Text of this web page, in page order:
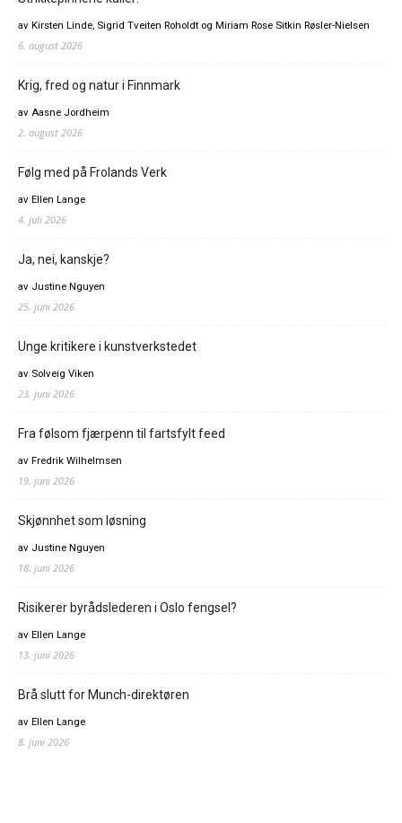
av Kirsten Linde, Sigrid Tveiten Roholdt og Miriam Rose Sitkin Røsler-Nielsen
6. august 2026
Krig, fred og natur i Finnmark
av Aasne Jordheim
2. august 2026
Følg med på Frolands Verk
av Ellen Lange
4. juli 2026
Ja, nei, kanskje?
av Justine Nguyen
25. juni 2026
Unge kritikere i kunstverkstedet
av Solveig Viken
23. juni 2026
Fra følsom fjærpenn til fartsfylt feed
av Fredrik Wilhelmsen
19. juni 2026
Skjønnhet som løsning
av Justine Nguyen
18. juni 2026
Risikerer byrådslederen i Oslo fengsel?
av Ellen Lange
13. juni 2026
Brå slutt for Munch-direktøren
av Ellen Lange
8. juni 2026